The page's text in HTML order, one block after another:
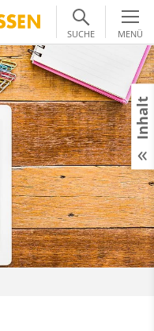
SUCHE MENÜ
Inhalt